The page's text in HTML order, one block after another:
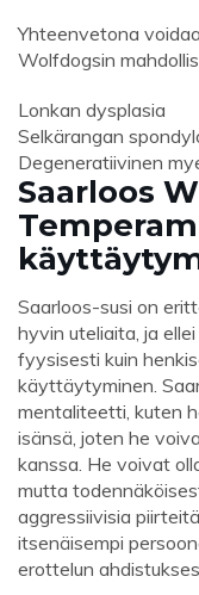
Yhteenvetona
Wolfdogsin
Lonkan dysplasia
Selkärangan
Degeneratiivinen
Saarloos
Saarloos-susi on
hyvin uteliaita, ja
fyysisesti kuin
käyttäytyminen.
mentaliteetti, kuten
isänsä, joten he
kanssa. He voivat
mutta
aggressiivisia
itsenäisempi
erottelun